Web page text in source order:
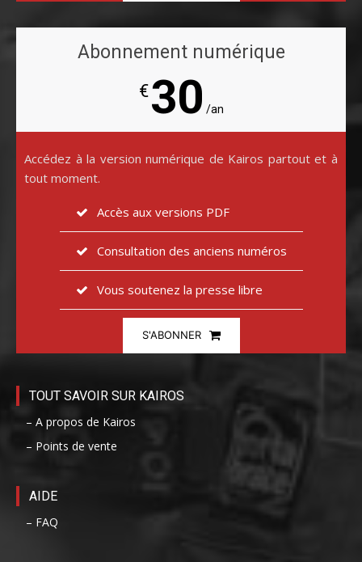
Abonnement numérique
€30 /an
Accédez à la version numérique de Kairos partout et à
tout moment.
Accès aux versions PDF
Consultation des anciens numéros
Vous soutenez la presse libre
S'ABONNER
TOUT SAVOIR SUR KAIROS
– A propos de Kairos
– Points de vente
AIDE
– FAQ